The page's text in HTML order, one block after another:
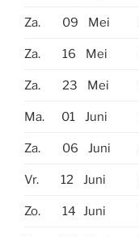
Za. 09 Mei
Za. 16 Mei
Za. 23 Mei
Ma. 01 Juni
Za. 06 Juni
Vr. 12 Juni
Zo. 14 Juni